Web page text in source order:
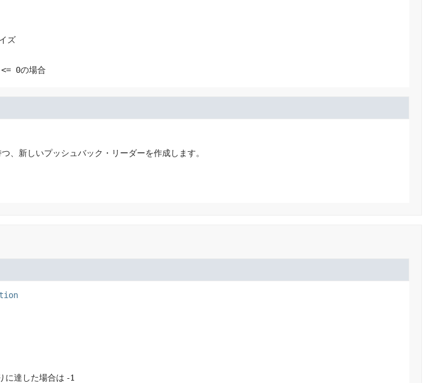
ズ
0の場合
、新しいプッシュバック・リーダーを作成します。
に達した場合は -1